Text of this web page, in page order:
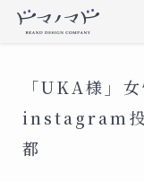
「UKA様」
instagram投
都